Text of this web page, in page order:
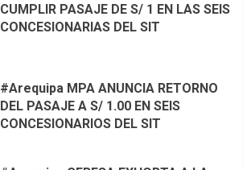
CUMPLIR PASAJE DE S/ 1 EN LAS SEIS
CONCESIONARIAS DEL SIT
#Arequipa MPA ANUNCIA RETORNO
DEL PASAJE A S/ 1.00 EN SEIS
CONCESIONARIOS DEL SIT